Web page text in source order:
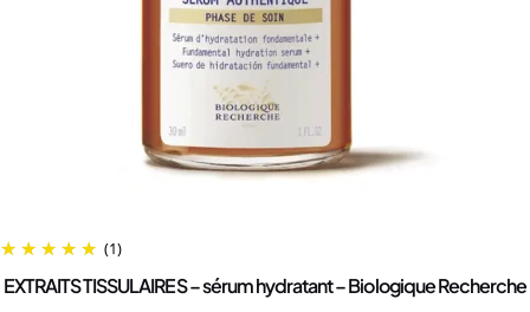
(1)
EXTRAITS TISSULAIRES – sérum hydratant – Biologique Recherche